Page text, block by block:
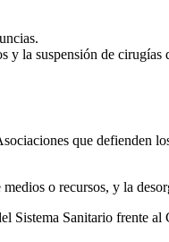
la suspensión de
que defienden
o recursos, y la
Sistema Sanitario frente